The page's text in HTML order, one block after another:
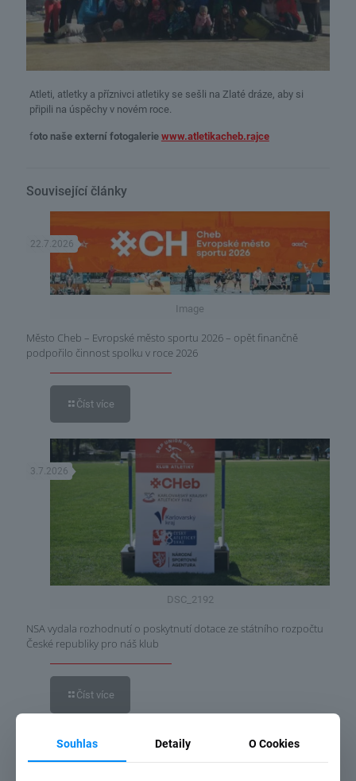
Atleti, atletky a příznivci atletiky se sešli na Zlaté dráze, aby si
připili na úspěchy v novém roce.
foto naše externí fotogalerie www.atletikacheb.rajce
Související články
Image
22.7.2026
Město Cheb – Evropské město sportu 2026 – opět finančně
podpořilo činnost spolku v roce 2026
Číst více
DSC_2192
3.7.2026
NSA vydala rozhodnutí o poskytnutí dotace ze státního rozpočtu
České republiky pro náš klub
Číst více
3.7.2026
Souhlas Detaily O Cookies